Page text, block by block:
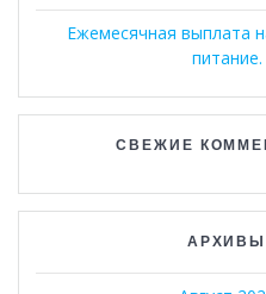
Ежемесячная выплата
питание.
СВЕЖИЕ
АРХИВЫ